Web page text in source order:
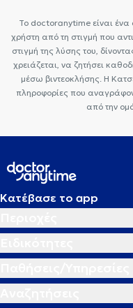
Το doctoranytime είναι ένα
χρήστη από τη στιγμή που
στιγμή της λύσης του,
χρειάζεται, να ζητήσει
μέσω βιντεοκλήσης. Η
πληροφορίες που
από την
Κατέβασε το app